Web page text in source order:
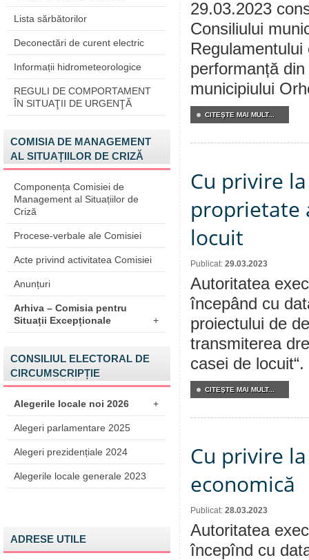
Lista sărbătorilor
Deconectări de curent electric
Informații hidrometeorologice
REGULI DE COMPORTAMENT
ÎN SITUAŢII DE URGENŢĂ
COMISIA DE MANAGEMENT
AL SITUAȚIILOR DE CRIZĂ
Componența Comisiei de
Management al Situațiilor de
Criză
Procese-verbale ale Comisiei
Acte privind activitatea Comisiei
Anunțuri
Arhiva – Comisia pentru
Situații Excepționale
+
CONSILIUL ELECTORAL DE
CIRCUMSCRIPȚIE
Alegerile locale noi 2026 +
Alegeri parlamentare 2025
Alegeri prezidențiale 2024
Alegerile locale generale 2023
ADRESE UTILE
29.03.2023
Consiliului
performanță
municipiului
CITEŞTE MAI MULT...
Cu privire
proprietate
locuit
Publicat: 29.03.2023
Autoritatea
începând cu
proiectului de
transmiterea
casei de locuit“.
CITEŞTE MAI MULT...
Cu privire
economică
Publicat: 28.03.2023
Autoritatea
începînd cu